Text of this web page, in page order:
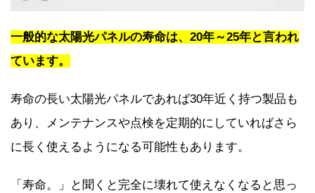
一般的な太陽光パネルの寿命は、20年～25年と言われ
ています。
寿命の長い太陽光パネルであれば30年近く持つ製品も
あり、メンテナンスや点検を定期的にしていればさら
に長く使えるようになる可能性もあります。
「寿命。」と聞くと完全に壊れて使えなくなると思っ